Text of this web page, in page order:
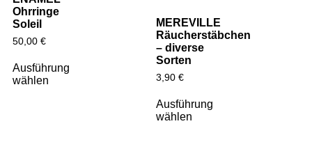
Ohrringe
Soleil
50,00 €
Ausführung
wählen
MEREVILLE
Räucherstäbchen
– diverse
Sorten
3,90 €
Ausführung
wählen